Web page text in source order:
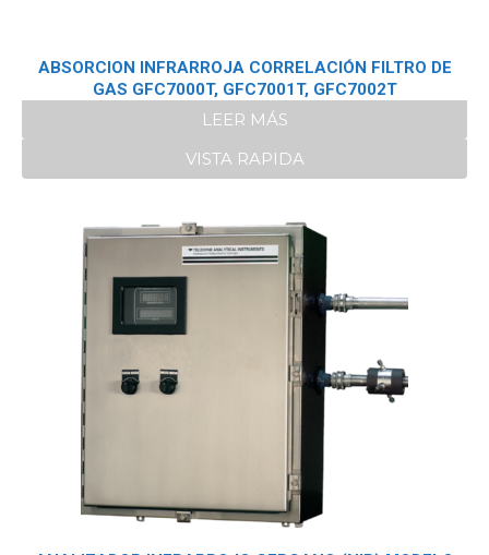
ABSORCION INFRARROJA CORRELACIÓN FILTRO DE
GAS GFC7000T, GFC7001T, GFC7002T
LEER MÁS
VISTA RAPIDA